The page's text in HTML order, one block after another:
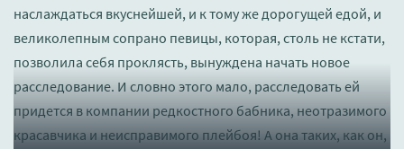
наслаждаться вкуснейшей, и к тому же дорогущей едой, и
великолепным сопрано певицы, которая, столь не кстати,
позволила себя проклясть, вынуждена начать новое
расследование. И словно этого мало, расследовать ей
придется в компании редкостного бабника, неотразимого
красавчика и неисправимого плейбоя! А она таких, как он,